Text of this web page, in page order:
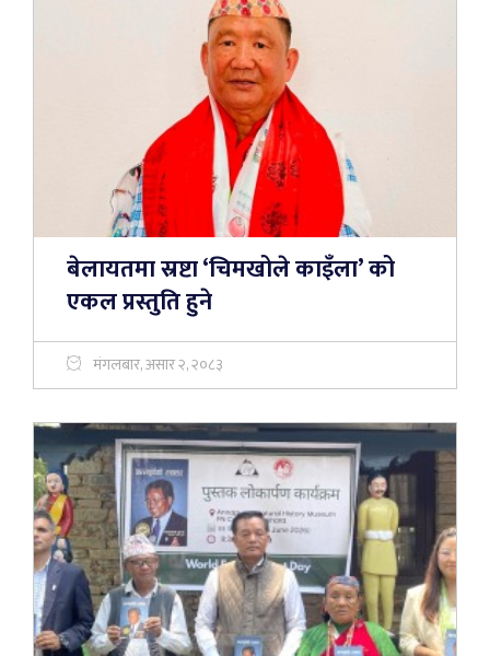
बेलायतमा स्रष्टा ‘चिमखोले काइँला’ को
एकल प्रस्तुति हुने
मंगलबार, असार २, २०८३